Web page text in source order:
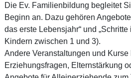
Die Ev. Familienbildung begleitet
Beginn an. Dazu gehören
das erste Lebensjahr“ und
Kindern zwischen 1 und 3).
Andere Veranstaltungen und Kurse
Erziehungsfragen, Elternstärkung